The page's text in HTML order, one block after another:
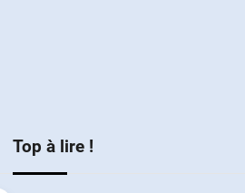
Top à lire !